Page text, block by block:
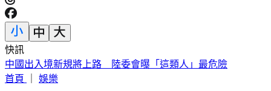
快訊
《花蓮好FUN》YOYO家族互動秀 每週六日花蓮鯉魚潭演出
首頁
娛樂